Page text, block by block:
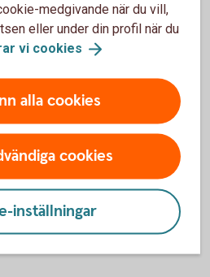
de långsiktiga möjligheterna.
känner förtroende i
sig om vilken risk man tar för
menar Benka.
och ta för stora risker
portföljerna skall vara
olika egenskaper. De som vill ha
kortsiktigt skall handla själv
köp/säljbeslut.
ert fina arbete!
medgivande när du vill,
eller under din profil när du
vi cookies
alla cookies
cookies
inställningar